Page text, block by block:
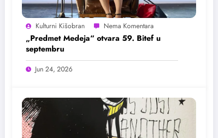
Kulturni Kišobran
„Predmet Medeja“ otvara 59. Bitef u
septembru
Jun 24, 2026